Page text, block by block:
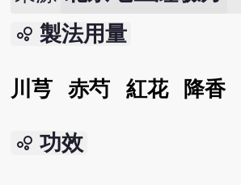
bubble_chart 製法用量
川芎 赤芍 紅花 降香
bubble_chart 功效